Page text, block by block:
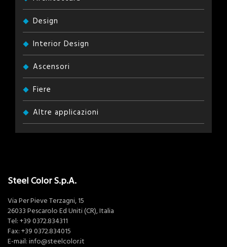
Design
Interior Design
Ascensori
Fiere
Altre applicazioni
Steel Color S.p.A.
Via Per Pieve Terzagni, 15
26033 Pescarolo Ed Uniti (CR), Italia
Tel: +39 0372.834311
Fax: +39 0372.834015
E-mail: info@steelcolor.it